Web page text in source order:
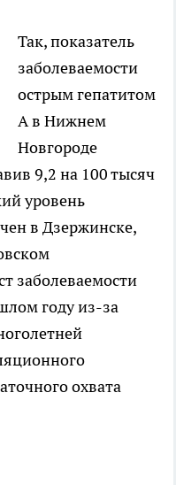
Так, показатель
заболеваемости
острым гепатитом
А в Нижнем
Новгороде
9,2 на 100 тысяч
уровень
в Дзержинске,
заболеваемости
году из-за
охвата